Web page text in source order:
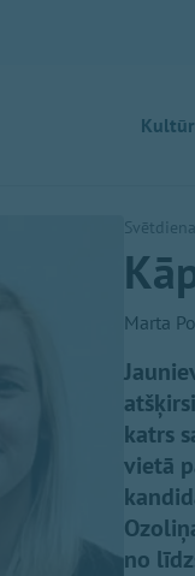
Marta
katrs
vietā
no